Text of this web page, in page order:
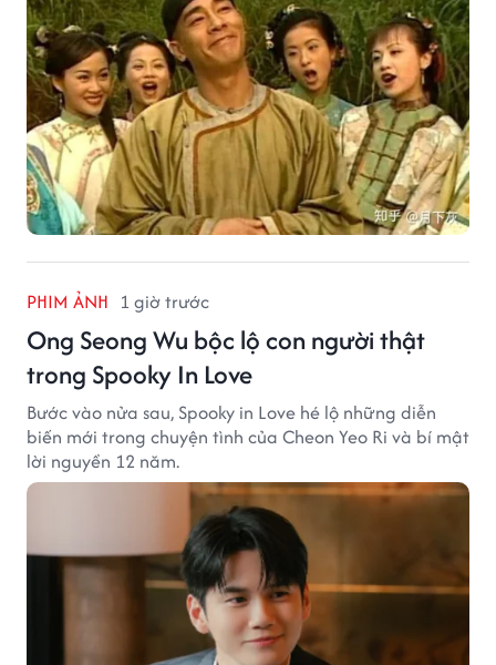
PHIM ẢNH 1 giờ trước
Ong Seong Wu bộc lộ con người thật
trong Spooky In Love
Bước vào nửa sau, Spooky in Love hé lộ những diễn
biến mới trong chuyện tình của Cheon Yeo Ri và bí mật
lời nguyền 12 năm.